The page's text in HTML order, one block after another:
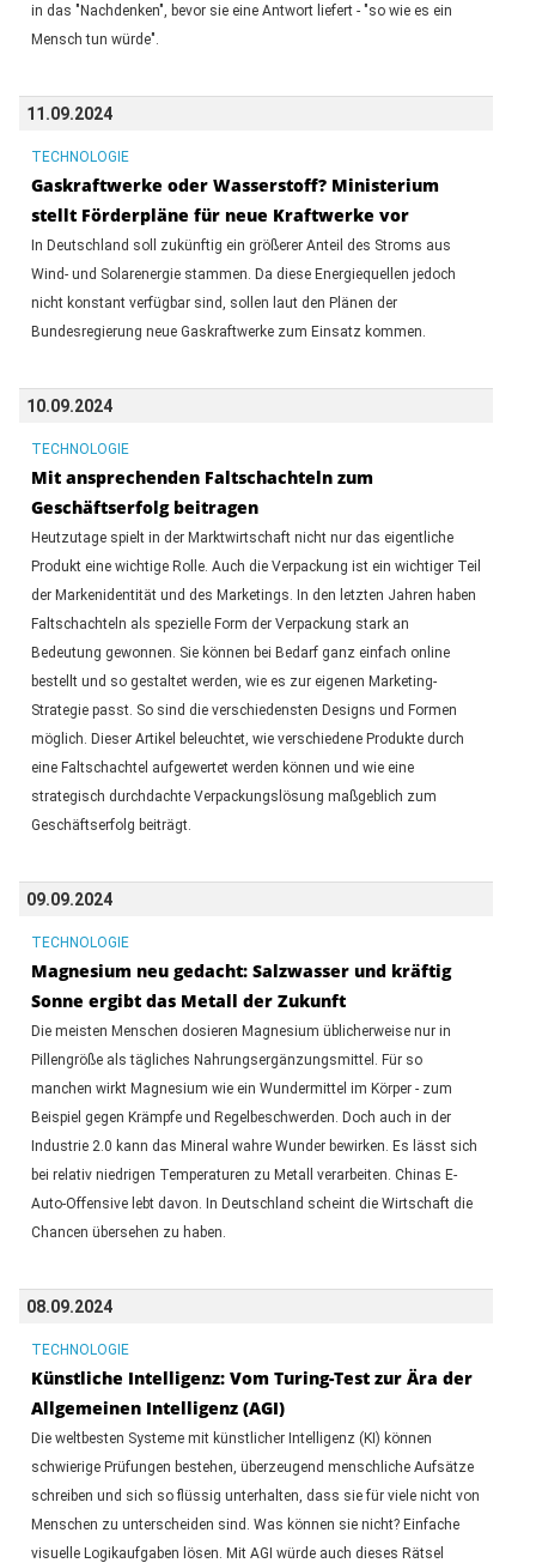
in das "Nachdenken", bevor sie eine Antwort liefert - "so wie es ein
Mensch tun würde".
11.09.2024
TECHNOLOGIE
Gaskraftwerke oder Wasserstoff? Ministerium
stellt Förderpläne für neue Kraftwerke vor
In Deutschland soll zukünftig ein größerer Anteil des Stroms aus
Wind- und Solarenergie stammen. Da diese Energiequellen jedoch
nicht konstant verfügbar sind, sollen laut den Plänen der
Bundesregierung neue Gaskraftwerke zum Einsatz kommen.
10.09.2024
TECHNOLOGIE
Mit ansprechenden Faltschachteln zum
Geschäftserfolg beitragen
Heutzutage spielt in der Marktwirtschaft nicht nur das eigentliche
Produkt eine wichtige Rolle. Auch die Verpackung ist ein wichtiger Teil
der Markenidentität und des Marketings. In den letzten Jahren haben
Faltschachteln als spezielle Form der Verpackung stark an
Bedeutung gewonnen. Sie können bei Bedarf ganz einfach online
bestellt und so gestaltet werden, wie es zur eigenen Marketing-
Strategie passt. So sind die verschiedensten Designs und Formen
möglich. Dieser Artikel beleuchtet, wie verschiedene Produkte durch
eine Faltschachtel aufgewertet werden können und wie eine
strategisch durchdachte Verpackungslösung maßgeblich zum
Geschäftserfolg beiträgt.
09.09.2024
TECHNOLOGIE
Magnesium neu gedacht: Salzwasser und kräftig
Sonne ergibt das Metall der Zukunft
Die meisten Menschen dosieren Magnesium üblicherweise nur in
Pillengröße als tägliches Nahrungsergänzungsmittel. Für so
manchen wirkt Magnesium wie ein Wundermittel im Körper - zum
Beispiel gegen Krämpfe und Regelbeschwerden. Doch auch in der
Industrie 2.0 kann das Mineral wahre Wunder bewirken. Es lässt sich
bei relativ niedrigen Temperaturen zu Metall verarbeiten. Chinas E-
Auto-Offensive lebt davon. In Deutschland scheint die Wirtschaft die
Chancen übersehen zu haben.
08.09.2024
TECHNOLOGIE
Künstliche Intelligenz: Vom Turing-Test zur Ära der
Allgemeinen Intelligenz (AGI)
Die weltbesten Systeme mit künstlicher Intelligenz (KI) können
schwierige Prüfungen bestehen, überzeugend menschliche Aufsätze
schreiben und sich so flüssig unterhalten, dass sie für viele nicht von
Menschen zu unterscheiden sind. Was können sie nicht? Einfache
visuelle Logikaufgaben lösen. Mit AGI würde auch dieses Rätsel